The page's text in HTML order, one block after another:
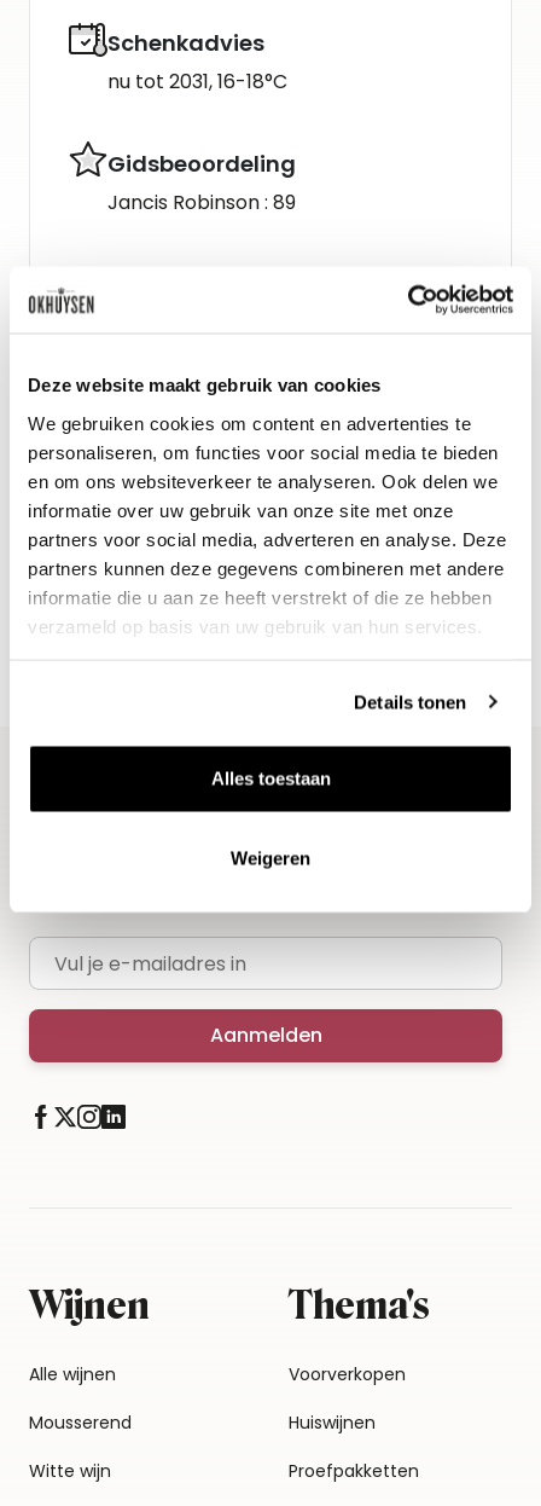
Deze website maakt gebruik van cookies
We gebruiken cookies om content en advertenties te
personaliseren, om functies voor social media te bieden
en om ons websiteverkeer te analyseren. Ook delen we
informatie over uw gebruik van onze site met onze
partners voor social media, adverteren en analyse. Deze
partners kunnen deze gegevens combineren met andere
informatie die u aan ze heeft verstrekt of die ze hebben
verzameld op basis van uw gebruik van hun services.
Details tonen
Alles toestaan
Weigeren
Schenkadvies
nu tot 2031, 16-18°C
Gidsbeoordeling
Jancis Robinson : 89
Nieuws & inspiratie in Vineé Vineuse
Alle wijnen direct van de wijnboer
Vandaag voor 12.00 uur besteld, morgen in huis
Gratis thuisbezorgd vanaf €115,00
Blijf op de hoogte
Ontvang het laatste wijnnieuws, proeverijen en
E-mailadres
Aanmelden
Wijnen
Alle wijnen
Mousserend
Witte wijn
Thema's
Voorverkopen
Huiswijnen
Proefpakketten